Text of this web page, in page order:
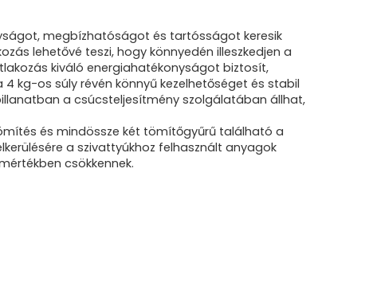
megbízhatóságot és tartósságot keresik
lehetővé teszi, hogy könnyedén illeszkedjen a
kiváló energiahatékonyságot biztosít,
kg-os súly révén könnyű kezelhetőséget és stabil
a csúcsteljesítmény szolgálatában állhat,
és mindössze két tömítőgyűrű található a
a szivattyúkhoz felhasznált anyagok
csökkennek.